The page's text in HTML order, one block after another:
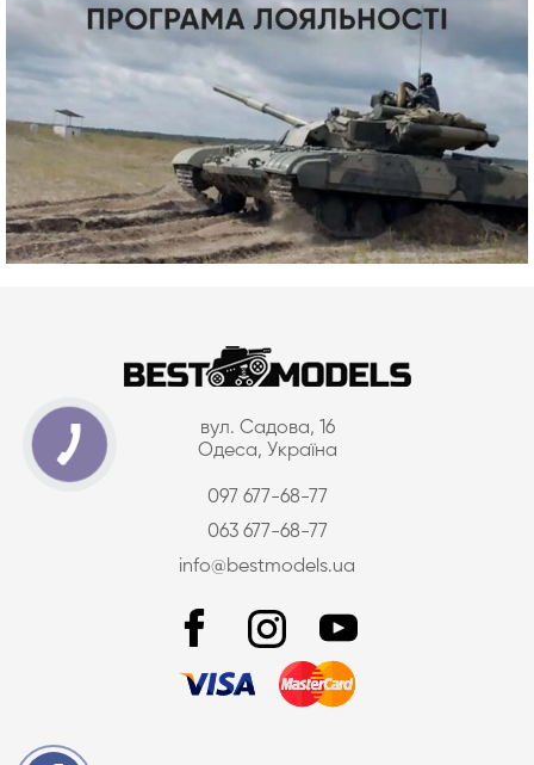
вул. Садова, 16
Одеса, Україна
097 677-68-77
063 677-68-77
info@bestmodels.ua